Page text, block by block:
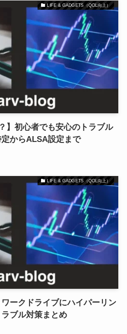
LIFE & GADGETS（QOL向上）
】初心者でも安心のトラブル
からALSA設定まで
LIFE & GADGETS（QOL向上）
ワークドライブにハイパーリン
ブル対策まとめ